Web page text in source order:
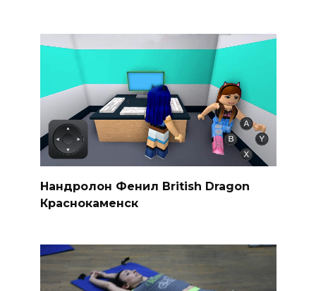
Нандролон Фенил British Dragon
Краснокаменск